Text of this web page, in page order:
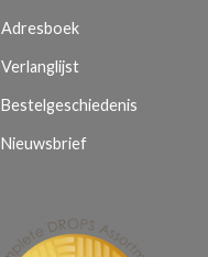
Adresboek
Verlanglijst
Bestelgeschiedenis
Nieuwsbrief